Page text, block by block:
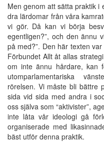
Men genom att sätta praktik i
dra lärdomar från våra
vi gör. Då kan vi börja
egentligen?”, och den ännu
på med?”. Den här texten
Förbundet Allt åt allas
om inte ännu hårdare, kan
utomparlamentariska
rörelsen. Vi måste bli bättre
sida vid sida med andra i
oss själva som “aktivister”,
inte låta vår ideologi gå
organiserade med
bäst utför denna praktik.